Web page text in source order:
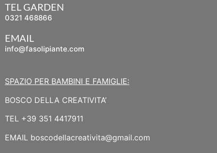
TEL GARDEN
0321 468866
EMAIL
info@fasolipiante.com
SPAZIO PER BAMBINI E FAMIGLIE:
BOSCO DELLA CREATIVITA’
TEL +39 351 4417911
EMAIL boscodellacreativita@gmail.com